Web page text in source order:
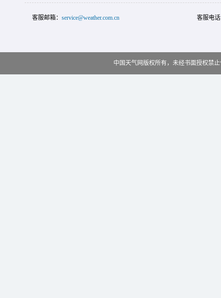
客服邮箱： service@weather.com.cn 客服电
中国天气网版权所有，未经书面授权